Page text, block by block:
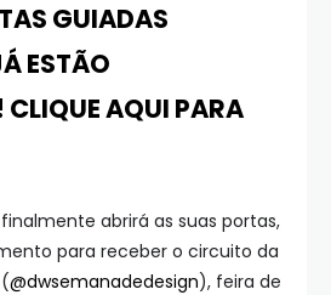
GUIADAS
ESTÃO
AQUI PARA
abrirá as suas portas,
para receber o circuito da
@dwsemanadedesign), feira de